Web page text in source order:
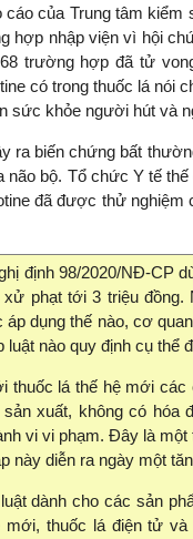
cáo của Trung tâm
hợp nhập viện vì hội
trường hợp đã tử
có trong thuốc lá nói
sức khỏe người hút và
ra biến chứng bất
não bộ. Tổ chức Y tế
đã được thử nghiệm
định 98/2020/NĐ-CP
phạt tới 3 triệu
dụng thế nào, cơ
luật nào quy định cụ thể
thuốc lá thế hệ mới
xuất, không có
vi vi phạm. Đây là một
này diễn ra ngày một
dành cho các sản
mới, thuốc lá điện tử